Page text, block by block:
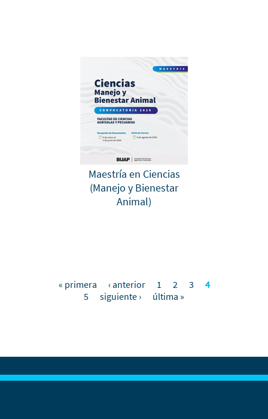
Maestría en Ciencias
(Manejo y Bienestar
Animal)
Pages
« primera ‹ anterior 1 2 3
4
5
siguiente › última »